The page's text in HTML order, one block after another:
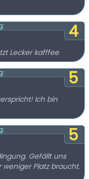
4
Lecker kafffee
5
Ich bin
5
Gefällt uns
Platz braucht.